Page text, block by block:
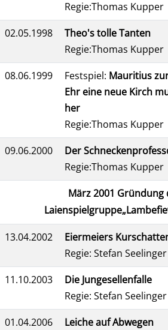
Regie:Thomas Kupper
02.05.1998
Theo's tolle Tanten
Regie:Thomas Kupper
08.06.1999
Festspiel: Mauritius
Ehr eine neue Kirch
her
Regie:Thomas Kupper
09.06.2000
Der
Regie:Thomas Kupper
März 2001 Gründung
13.04.2002
Eiermeiers
Regie: Stefan Seelinger
11.10.2003
Die Jungesellenfalle
Regie: Stefan Seelinger
01.04.2006
Leiche auf Abwegen